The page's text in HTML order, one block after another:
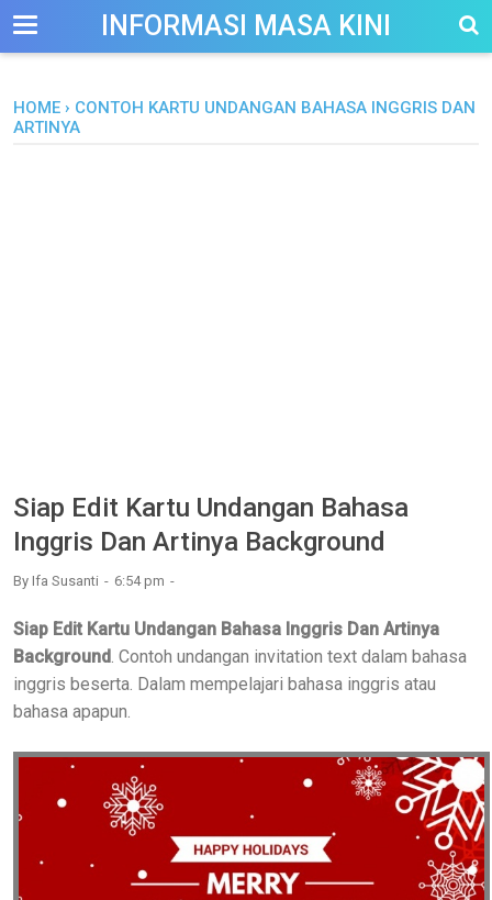
--> INFORMASI MASA KINI
HOME › CONTOH KARTU UNDANGAN BAHASA INGGRIS DAN
ARTINYA
Siap Edit Kartu Undangan Bahasa
Inggris Dan Artinya Background
By Ifa Susanti 6:54 pm
Siap Edit Kartu Undangan Bahasa Inggris Dan Artinya
Background. Contoh undangan invitation text dalam bahasa
inggris beserta. Dalam mempelajari bahasa inggris atau
bahasa apapun.